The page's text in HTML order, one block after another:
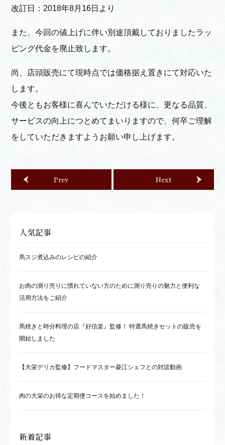
改訂日：2018年8月16日より
また、今回の値上げに伴い別途頂戴しておりましたラッ
ピング代金を廃止致します。
尚、店頭販売にて現時点では価格据え置きにて対応いた
します。
今後ともお客様に喜んでいただける様に、更なる品質、
サービスの向上につとめてまいりますので、何卒ご理解
をしていただきますようお願い申し上げます。
Prev Next
人気記事
馬スジ煮込みのレシピの紹介
お肉の測り売りに慣れていない方のために測り売りの魅力と便利な
活用方法をご紹介
馬焼きと時分料理の店『好信楽』監修！ 特選馬焼きセットの販売を
開始しました
【大栄デリカ監修】フードマスター菱江シェフとの対談動画
肉の大栄のお得な定期便コースを始めました！
新着記事